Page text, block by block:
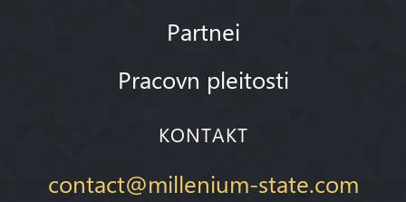
Partnei
Pracovn pleitosti
KONTAKT
contact@millenium-state.com